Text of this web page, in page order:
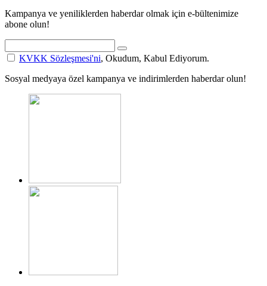
Kampanya ve yeniliklerden haberdar olmak için e-bültenimize
abone olun!
KVKK Sözleşmesi'ni, Okudum, Kabul Ediyorum.
Sosyal medyaya özel kampanya ve indirimlerden haberdar olun!